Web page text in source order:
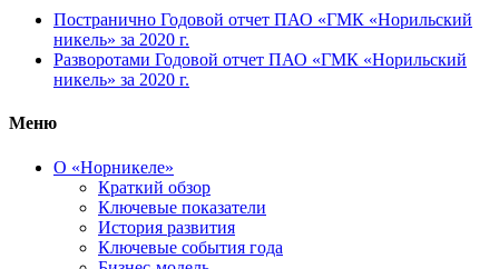
Постранично Годовой отчет ПАО «ГМК «Норильский
никель» за 2020 г.
Разворотами Годовой отчет ПАО «ГМК «Норильский
никель» за 2020 г.
Меню
О «Норникеле»
Краткий обзор
Ключевые показатели
История развития
Ключевые события года